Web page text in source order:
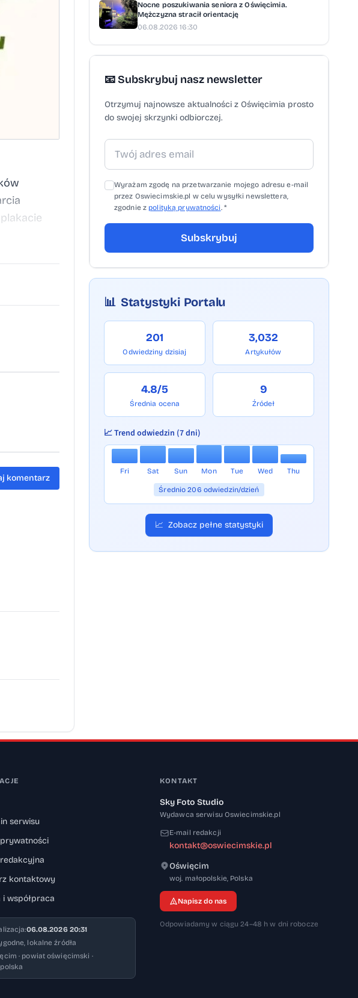
komentarz
Nocne poszukiwania seniora z Oświęcimia.
Mężczyzna stracił orientację
06.08.2026 16:30
📧 Subskrybuj nasz newsletter
Otrzymuj najnowsze aktualności z Oświęcimia prosto
do swojej skrzynki odbiorczej.
Wyrażam zgodę na przetwarzanie mojego adresu e-mail
przez Oswiecimskie.pl w celu wysyłki newslettera,
zgodnie z polityką prywatności. *
Subskrybuj
📊 Statystyki Portalu
201
Odwiedziny dzisiaj
3,032
Artykułów
4.8/5
Średnia ocena
9
Źródeł
📈 Trend odwiedzin (7 dni)
Fri Sat Sun Mon Tue Wed Thu
Średnio 206 odwiedzin/dzień
📈 Zobacz pełne statystyki
serwisu
kontaktowy
i współpraca
06.08.2026 20:31
lokalne źródła
· powiat oświęcimski ·
KONTAKT
Sky Foto Studio
Wydawca serwisu Oswiecimskie.pl
E-mail redakcji
kontakt@oswiecimskie.pl
Oświęcim
woj. małopolskie, 32-600
Polska
Napisz do nas
Odpowiadamy w ciągu 24–48 h w dni robocze